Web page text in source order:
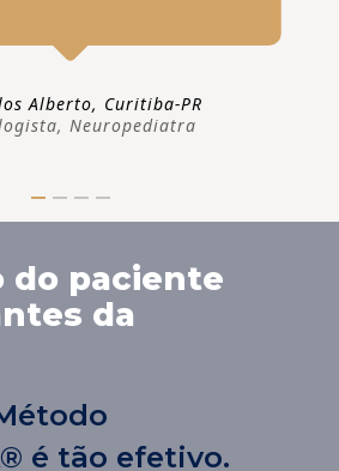
Alberto, Curitiba-PR
Neuropediatra
do paciente
da
é tão efetivo.